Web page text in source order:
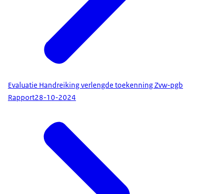
Evaluatie Handreiking verlengde toekenning Zvw-pgb
Rapport28-10-2024